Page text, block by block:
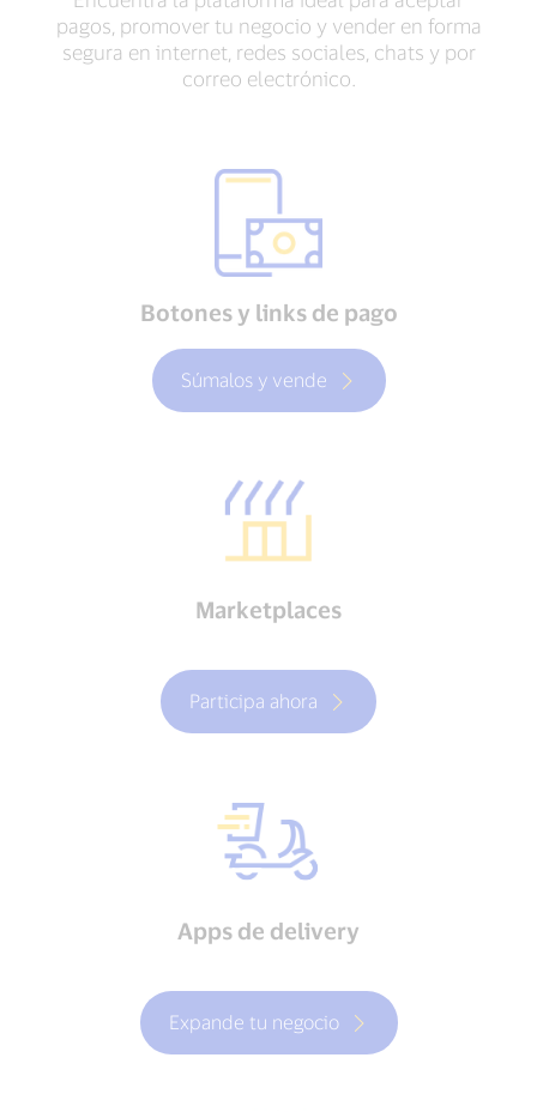
pagos, promover tu negocio y vender en forma
segura en internet, redes sociales, chats y por
correo electrónico.
Botones y links de pago
Súmalos y vende
Marketplaces
Participa ahora
Apps de delivery
Expande tu negocio